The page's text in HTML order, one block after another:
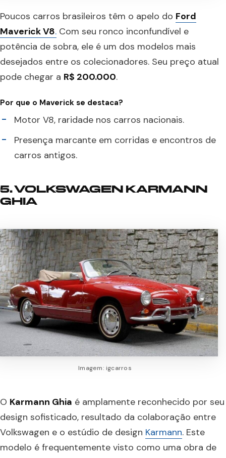
Poucos carros brasileiros têm o apelo do Ford
Maverick V8. Com seu ronco inconfundível e
potência de sobra, ele é um dos modelos mais
desejados entre os colecionadores. Seu preço atual
pode chegar a R$ 200.000.
Por que o Maverick se destaca?
Motor V8, raridade nos carros nacionais.
Presença marcante em corridas e encontros de
carros antigos.
5. VOLKSWAGEN KARMANN
GHIA
Imagem: igcarros
O Karmann Ghia é amplamente reconhecido por seu
design sofisticado, resultado da colaboração entre
Volkswagen e o estúdio de design Karmann. Este
modelo é frequentemente visto como uma obra de